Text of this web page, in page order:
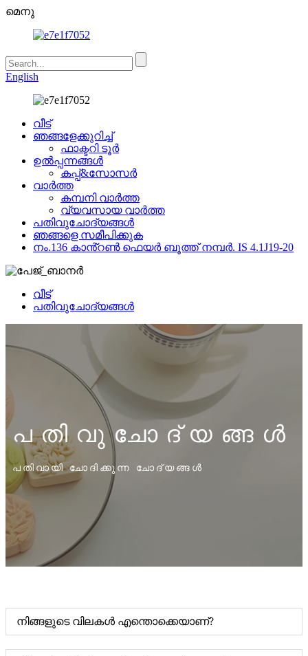
മെനു
English
വീട്
ഞങ്ങളേക്കുറിച്ച്
ഫാക്ടറി ടൂർ
ഉൽപ്പന്നങ്ങൾ
കപ്പ്&സോസർ
വാർത്ത
കമ്പനി വാർത്ത
വ്യവസായ വാർത്ത
പതിവുചോദ്യങ്ങൾ
ഞങ്ങളെ സമീപിക്കുക
നം.136 കാൻ്റൺ ഫെയർ ബൂത്ത് നമ്പർ. IS 4.1J19-20
വീട്
പതിവുചോദ്യങ്ങൾ
പതിവുചോദ്യങ്ങൾ
പതിവായി ചോദിക്കുന്ന ചോദ്യങ്ങൾ
നിങ്ങളുടെ വിലകൾ എന്തൊക്കെയാണ്?